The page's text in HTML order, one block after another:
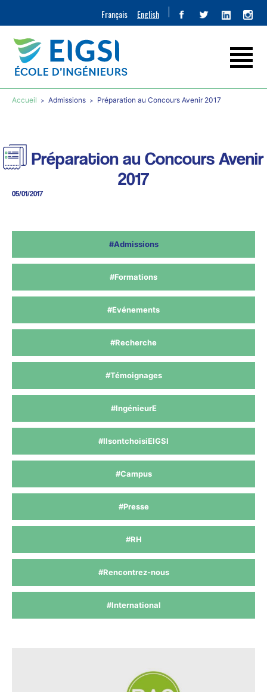
Français English
Accueil Admissions Préparation au Concours Avenir 2017
Préparation au Concours Avenir
2017
05/01/2017
#Admissions
#Formations
#Evénements
#Recherche
#Témoignages
#IngénieurE
#IlsontchoisiEIGSI
#Campus
#Presse
#RH
#Rencontrez-nous
#International